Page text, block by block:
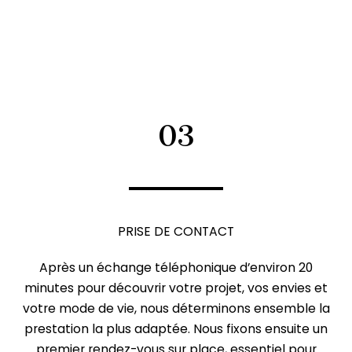
projet, nous effectuons des visites régulières afin de
garantir le bon déroulement du chantier et le respect de
03
PRISE DE CONTACT
Après un échange téléphonique d’environ 20
minutes pour découvrir votre projet, vos envies et
votre mode de vie, nous déterminons ensemble la
prestation la plus adaptée. Nous fixons ensuite un